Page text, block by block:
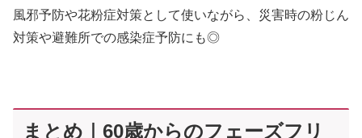
風邪予防や花粉症対策として使いながら、災害時の粉じん
対策や避難所での感染症予防にも◎
まとめ｜60歳からのフェーズフリ